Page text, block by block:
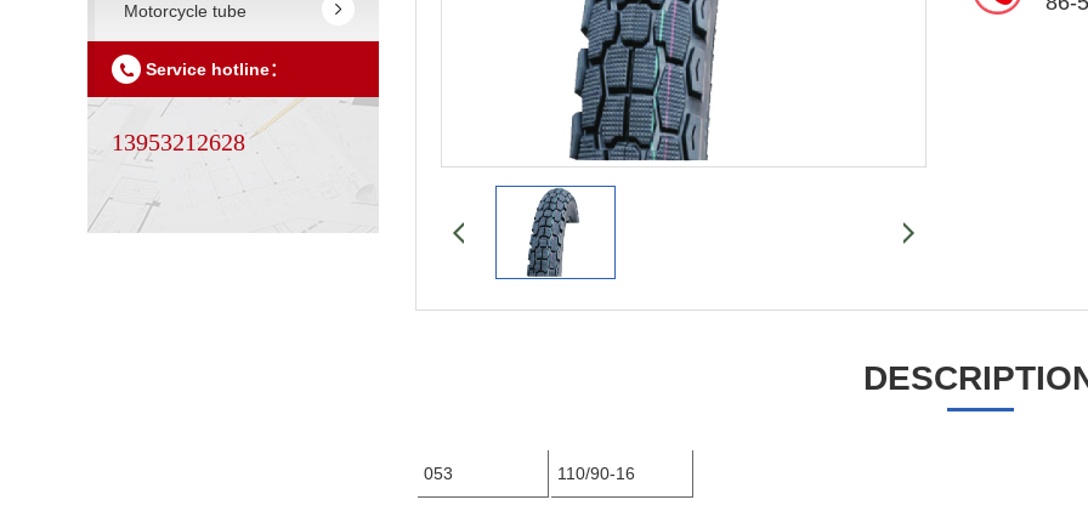
Motorcycle tube
Service hotline：
13953212628
053 110/90-16